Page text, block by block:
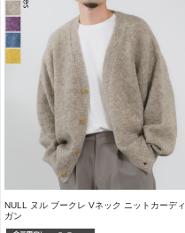
NULL ヌル ブークレ Vネック ニットカーディ
ガン